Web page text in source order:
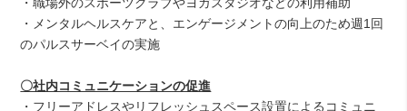
・メンタルヘルスケアと、エンゲージメントの向上のため週1回
のパルスサーベイの実施
〇社内コミュニケーションの促進
・フリーアドレスやリフレッシュスペース設置によるコミュニ